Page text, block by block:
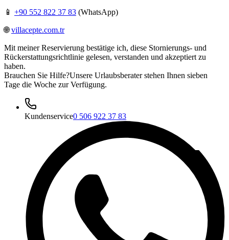
📱 +90 552 822 37 83 (WhatsApp)
🌐villacepte.com.tr
Mit meiner Reservierung bestätige ich, diese Stornierungs- und
Rückerstattungsrichtlinie gelesen, verstanden und akzeptiert zu
haben.
Brauchen Sie Hilfe?Unsere Urlaubsberater stehen Ihnen sieben
Tage die Woche zur Verfügung.
Kundenservice0 506 922 37 83